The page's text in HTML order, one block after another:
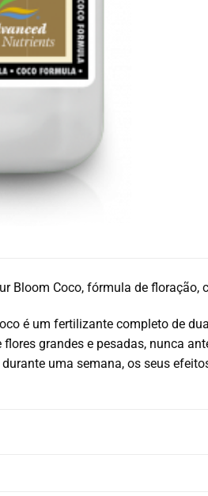
Bloom Coco, fórmula de floração,
é um fertilizante completo de
grandes e pesadas, nunca
uma semana, os seus